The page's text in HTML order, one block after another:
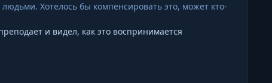
Хотелось бы компенсировать это, может кто-
и видел, как это воспринимается